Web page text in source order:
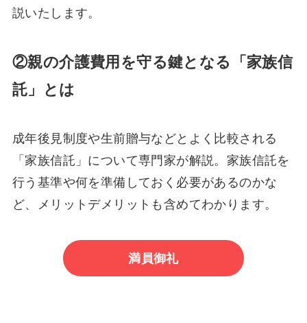
説いたします。
②親の介護費用を守る鍵となる「家族信
託」とは
成年後見制度や生前贈与などとよく比較される
「家族信託」について専門家が解説。家族信託を
行う基準や何を準備しておく必要があるのかな
ど、メリットデメリットも含めてわかります。
満員御礼